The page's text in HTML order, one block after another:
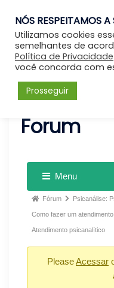
Forum
Menu
Fórum Psicanálise:
Como fazer um
Atendimento psicanalítico
PleaseAcessar
NÓS RESPEITAMOS
Utilizamos cookies
semelhantes de
Política de Privacidade
você concorda com
Prosseguir